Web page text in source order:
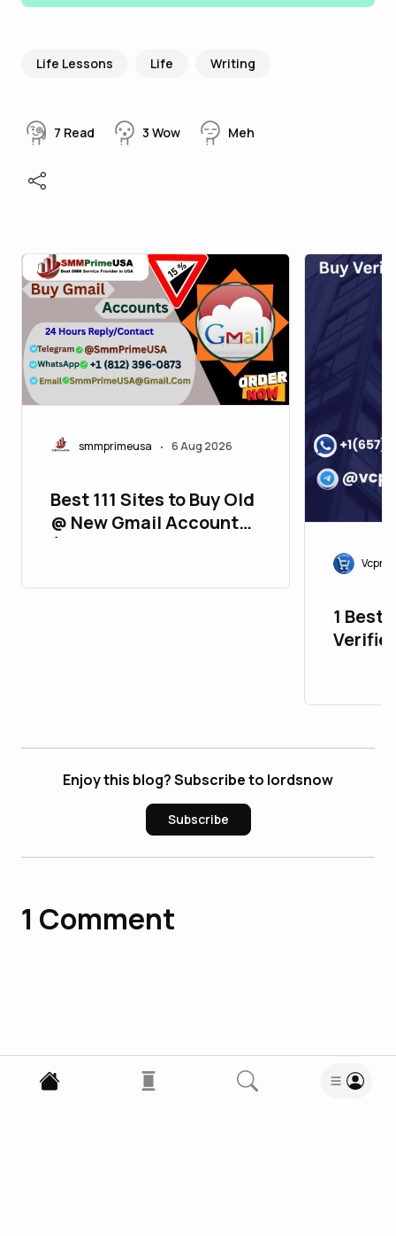
Life Lessons Life Writing
7 Read 3 Wow Meh
smmprimeusa • 6 Aug 2026
Best 111 Sites to Buy Old
@ New Gmail Accounts
(2FA, Aged, Strong &
1 Best
Enjoy this blog? Subscribe to lordsnow
Subscribe
1 Comment